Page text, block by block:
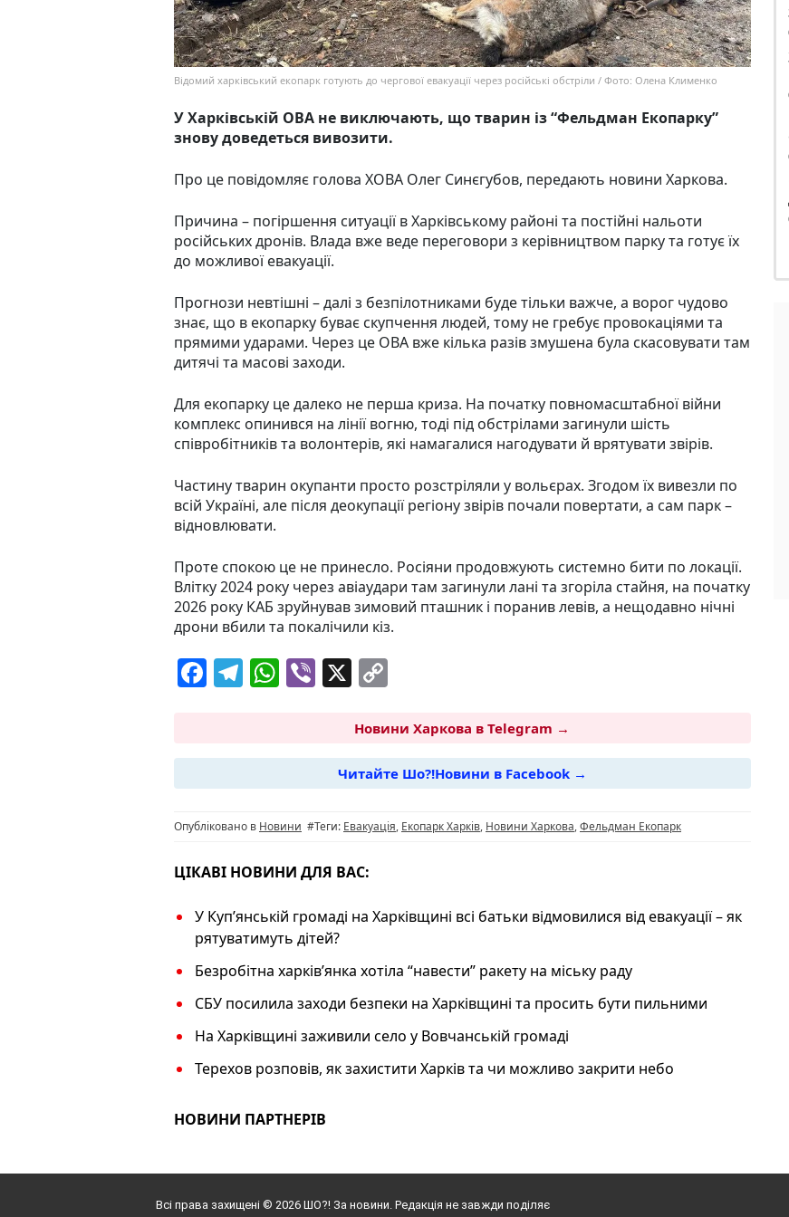
Відомий харківський екопарк готують до чергової евакуації через російські обстріли / Фото: Олена Клименко
У Харківській ОВА не виключають, що тварин із “Фельдман Екопарку”
знову доведеться вивозити.
Про це повідомляє голова ХОВА Олег Синєгубов, передають новини Харкова.
Причина – погіршення ситуації в Харківському районі та постійні нальоти
російських дронів. Влада вже веде переговори з керівництвом парку та готує їх
до можливої евакуації.
Прогнози невтішні – далі з безпілотниками буде тільки важче, а ворог чудово
знає, що в екопарку буває скупчення людей, тому не гребує провокаціями та
прямими ударами. Через це ОВА вже кілька разів змушена була скасовувати там
дитячі та масові заходи.
Для екопарку це далеко не перша криза. На початку повномасштабної війни
комплекс опинився на лінії вогню, тоді під обстрілами загинули шість
співробітників та волонтерів, які намагалися нагодувати й врятувати звірів.
Частину тварин окупанти просто розстріляли у вольєрах. Згодом їх вивезли по
всій Україні, але після деокупації регіону звірів почали повертати, а сам парк –
відновлювати.
Проте спокою це не принесло. Росіяни продовжують системно бити по локації.
Влітку 2024 року через авіаудари там загинули лані та згоріла стайня, на початку
2026 року КАБ зруйнував зимовий пташник і поранив левів, а нещодавно нічні
дрони вбили та покалічили кіз.
F
e
b
o
k
T
g
ra
m
W
s
A
p
Vi X
p
y
Li
n
Новини Харкова в Telegram →
Читайте Шо?!Новини в Facebook →
Опубліковано в Новини #Теги: Евакуація, Екопарк Харків, Новини Харкова,Фельдман Екопарк
ЦІКАВІ НОВИНИ ДЛЯ ВАС:
У Купʼянській громаді на Харківщині всі батьки відмовилися від евакуації – як
рятуватимуть дітей?
Безробітна харків’янка хотіла “навести” ракету на міську раду
СБУ посилила заходи безпеки на Харківщині та просить бути пильними
На Харківщині заживили село у Вовчанській громаді
Терехов розповів, як захистити Харків та чи можливо закрити небо
НОВИНИ ПАРТНЕРІВ
Всі права захищені © 2026 ШО?! За новини. Редакція не завжди поділяє